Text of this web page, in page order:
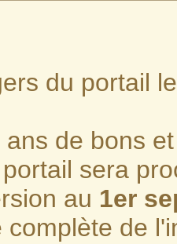
du portail
de bons
sera
au 1er
complète de